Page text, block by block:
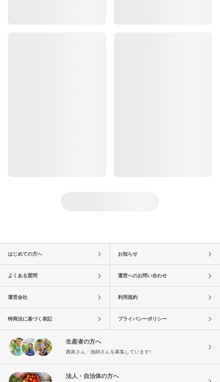
はじめての方へ お知らせ
よくある質問 運営へのお問い合わせ
運営会社 利用規約
特商法に基づく表記 プライバシーポリシー
生産者の方へ
農家さん・漁師さんを募集しています!
法人・自治体の方へ